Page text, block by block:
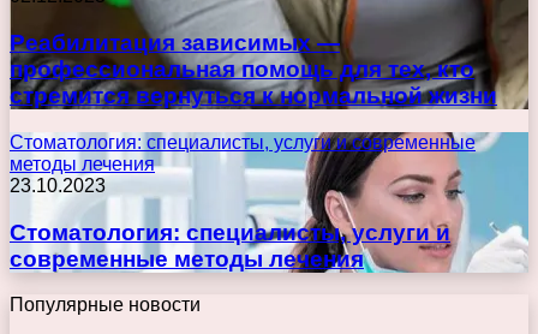
Реабилитация зависимых —
профессиональная помощь для тех, кто
стремится вернуться к нормальной жизни
Стоматология: специалисты, услуги и современные
методы лечения
23.10.2023
Стоматология: специалисты, услуги и
современные методы лечения
Популярные новости